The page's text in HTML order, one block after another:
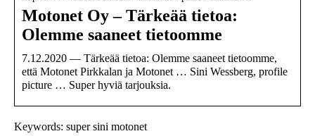
Motonet Oy – Tärkeää tietoa:
Olemme saaneet tietoomme
7.12.2020 — Tärkeää tietoa: Olemme saaneet tietoomme,
että Motonet Pirkkalan ja Motonet … Sini Wessberg, profile
picture … Super hyviä tarjouksia.
Keywords: super sini motonet